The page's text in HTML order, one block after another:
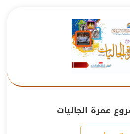
عمرة الجاليات